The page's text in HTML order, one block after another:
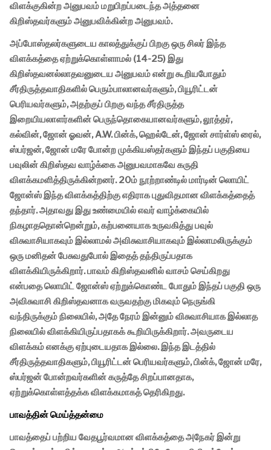
விளக்குகின்ற அனுபவம் மறுபிறப்படைந்த அத்தனை
கிறிஸ்தவர்களும் அனுபவிக்கின்ற அனுபவம்.
அப்போஸ்தலர்களுடைய காலத்துக்குப் பிறகு ஒரு சிலர் இந்த
விளக்கத்தை ஏற்றுக்கொள்ளாமல் (14-25) இது
கிறிஸ்தவனல்லாதவனுடைய அனுபவம் என்று கூறியபோதும்
சீர்திருத்தவாதிகளில் பெரும்பாலானவர்களும், பியூரிட்டன்
பெரியவர்களும், அதற்குப் பிறகு வந்த சீர்திருத்த
இறையியலாளர்களின் பெருந்தொகையானவர்களும், லூத்தர்,
கல்வின், ஜோன் ஓவன், A.W. பின்க், ஹெல்டேன், ஜோன் சார்ள்ஸ் ரைல்,
ஸ்பர்ஜன், ஜோன் மரே போன்ற முக்கியஸ்தர்களும் இந்தப் பகுதியை
பவுலின் கிறிஸ்தவ வாழ்க்கை அனுபவமாகவே கருதி
விளக்கமளித்திருக்கின்றனர். 20ம் நூற்றாண்டில் மார்டின் லொயிட்
ஜோன்ஸ் இந்த விளக்கத்திற்கு எதிராக புதுவிதமான விளக்கத்தைத்
தந்தார். அதாவது இது உண்மையில் எவர் வாழ்க்கையில்
நிகழாததொன்றென்றும், கற்பனையாக உருவகித்து பவுல்
விசுவாசியாகவும் இல்லாமல் அவிசுவாசியாகவும் இல்லாமலிருக்கும்
ஒரு மனிதன் பேசுவதுபோல் இதைத் தந்திருப்பதாக
விளக்கியிருக்கிறார். பாவம் கிறிஸ்தவனில் வாசம் செய்கிறது
என்பதை லொயிட் ஜோன்ஸ் ஏற்றுக்கொண்ட போதும் இந்தப் பகுதி ஒரு
அவிசுவாசி கிறிஸ்தவனாக வருவதற்கு மிகவும் நெருங்கி
வந்திருக்கும் நிலையில், அதே நேரம் இன்னும் விசுவாசியாக இல்லாத
நிலையில் விளக்கியிருப்பதாகக் கூறியிருக்கிறார். அவருடைய
விளக்கம் எனக்கு ஏற்புடையதாக இல்லை. இந்த இடத்தில்
சீர்திருத்தவாதிகளும், பியூரிட்டன் பெரியவர்களும், பின்க், ஜோன் மரே,
ஸ்பர்ஜன் போன்றவர்களின் கருத்தே சிறப்பானதாக,
ஏற்றுக்கொள்ளத்தக்க விளக்கமாகத் தெரிகிறது.
பாவத்தின் மெய்த்தன்மை
பாவத்தைப் பற்றிய வேதபூர்வமான விளக்கத்தை அநேகர் இன்று